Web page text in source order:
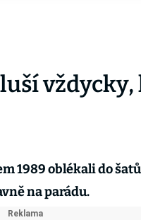
1989 oblékali do
na parádu.